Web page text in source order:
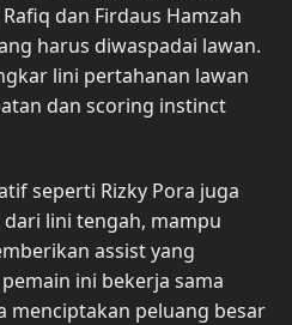
dan Firdaus Hamzah
harus diwaspadai lawan.
lini pertahanan lawan
dan scoring instinct
seperti Rizky Pora juga
lini tengah, mampu
assist yang
ini bekerja sama
menciptakan peluang besar